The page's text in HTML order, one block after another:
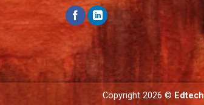
Copyright 2026 ©